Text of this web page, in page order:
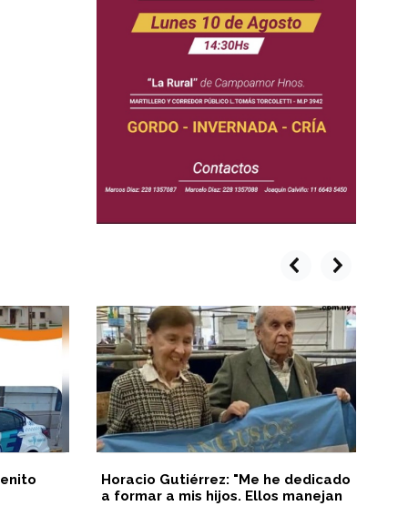
Horacio Gutiérrez: "Me he dedicado
a formar a mis hijos. Ellos manejan
prev next